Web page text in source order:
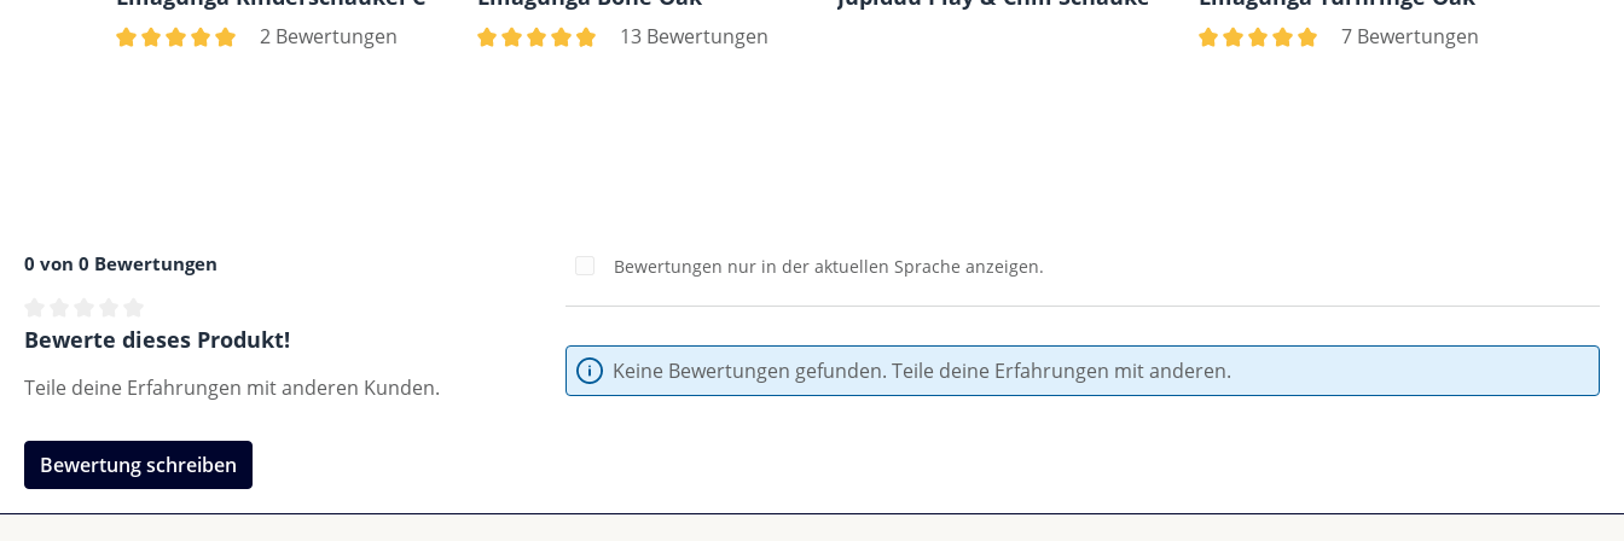
2 Bewertungen 13 Bewertungen 7 Bewertungen
0 von 0 Bewertungen
Durchschnittliche Bewertung von 0 von 5 Sternen
Bewerte dieses Produkt!
Teile deine Erfahrungen mit anderen Kunden.
Bewertung schreiben
Bewertungen nur in der aktuellen Sprache anzeigen.
Keine Bewertungen gefunden. Teile deine Erfahrungen mit anderen.